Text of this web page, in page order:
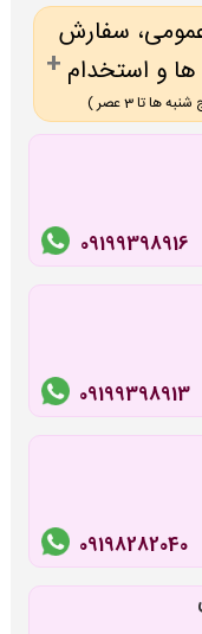
سفارش
و استخدام
09199398916
09199398913
09198282040